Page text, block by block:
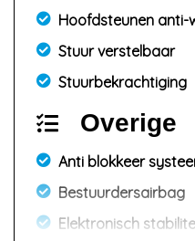
Hoofdsteunen anti-
Stuur verstelbaar
Stuurbekrachtiging
Overige
Anti blokkeer
Bestuurdersairbag
Elektronisch